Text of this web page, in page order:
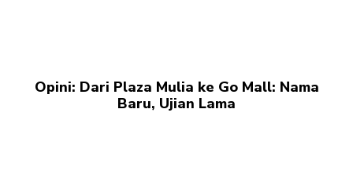
Opini: Dari Plaza Mulia ke Go Mall: Nama
Baru, Ujian Lama